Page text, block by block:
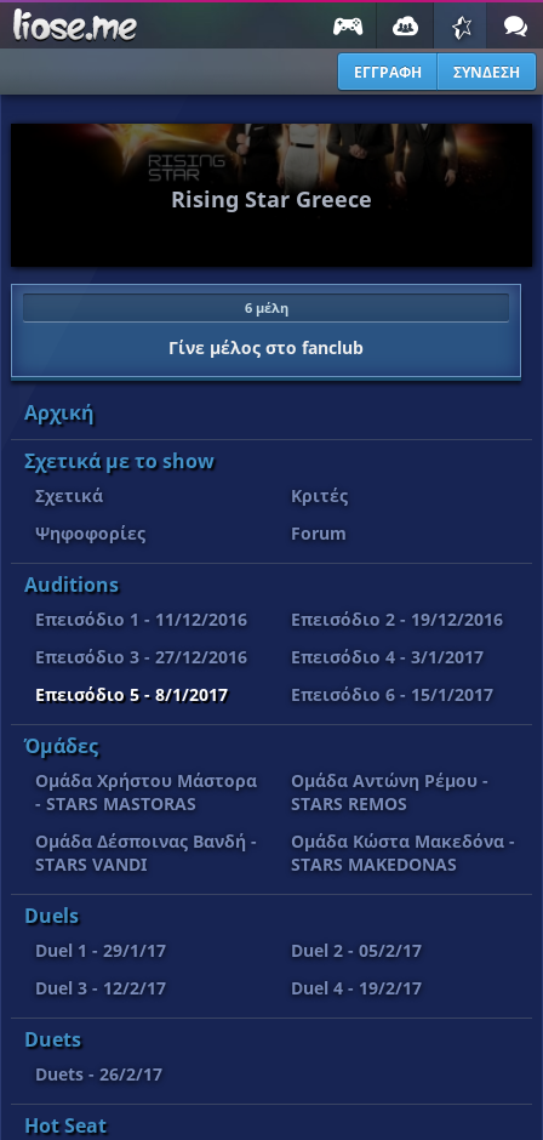
ΕΓΓΡΑΦΗ ΣΥΝΔΕΣΗ
Rising Star Greece
6 μέλη
Γίνε μέλος στο fanclub
Αρχική
Σχετικά με το show
Σχετικά
Κριτές
Ψηφοφορίες
Forum
Auditions
Επεισόδιο 1 - 11/12/2016
Επεισόδιο 2 - 19/12/2016
Επεισόδιο 3 - 27/12/2016
Επεισόδιο 4 - 3/1/2017
Επεισόδιο 5 - 8/1/2017
Επεισόδιο 6 - 15/1/2017
Όμάδες
Ομάδα Χρήστου Μάστορα
- STARS MASTORAS
Ομάδα Αντώνη Ρέμου -
STARS REMOS
Ομάδα Δέσποινας Βανδή -
STARS VANDI
Όμάδα Κώστα Μακεδόνα -
STARS MAKEDONAS
Duels
Duel 1 - 29/1/17
Duel 2 - 05/2/17
Duel 3 - 12/2/17
Duel 4 - 19/2/17
Duets
Duets - 26/2/17
Hot Seat